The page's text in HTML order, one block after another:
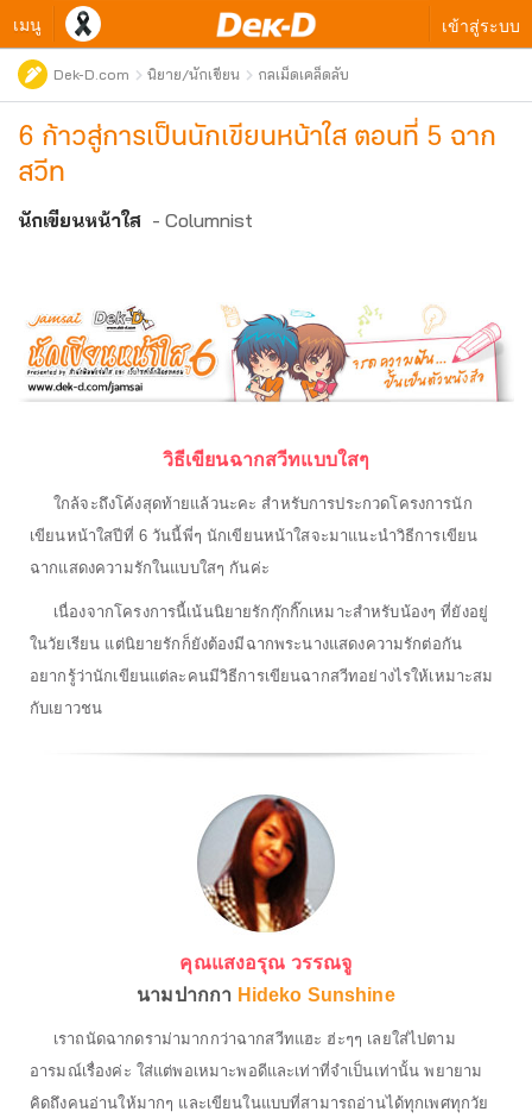
เมนู เข้าสู่ระบบ
Dek-D.com นิยาย/นักเขียน กลเม็ดเคล็ดลับ
6 ก้าวสู่การเป็นนักเขียนหน้าใส ตอนที่ 5 ฉาก
สวีท
นักเขียนหน้าใส - Columnist
วิธีเขียนฉากสวีทแบบใสๆ
ใกล้จะถึงโค้งสุดท้ายแล้วนะคะ สำหรับการประกวดโครงการนัก
เขียนหน้าใสปีที่ 6 วันนี้พี่ๆ นักเขียนหน้าใสจะมาแนะนำวิธีการเขียน
ฉากแสดงความรักในแบบใสๆ กันค่ะ
เนื่องจากโครงการนี้เน้นนิยายรักกุ๊กกิ๊กเหมาะสำหรับน้องๆ ที่ยังอยู่
ในวัยเรียน แต่นิยายรักก็ยังต้องมีฉากพระนางแสดงความรักต่อกัน
อยากรู้ว่านักเขียนแต่ละคนมีวิธีการเขียนฉากสวีทอย่างไรให้เหมาะสม
กับเยาวชน
คุณแสงอรุณ วรรณจู
นามปากกา Hideko Sunshine
เราถนัดฉากดราม่ามากกว่าฉากสวีทแฮะ ฮ่ะๆๆ เลยใส่ไปตาม
อารมณ์เรื่องค่ะ ใส่แต่พอเหมาะพอดีและเท่าที่จำเป็นเท่านั้น พยายาม
คิดถึงคนอ่านให้มากๆ และเขียนในแบบที่สามารถอ่านได้ทุกเพศทุกวัย